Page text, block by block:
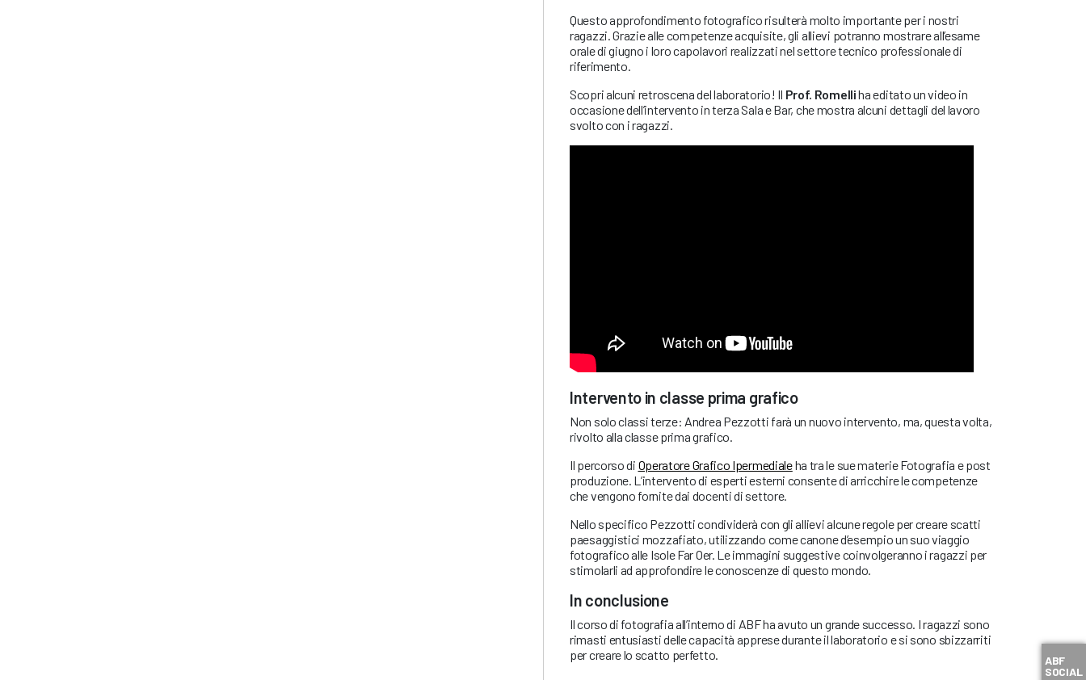
Questo approfondimento fotografico risulterà molto importante per i nostri
ragazzi. Grazie alle competenze acquisite, gli allievi potranno mostrare all’esame
orale di giugno i loro capolavori realizzati nel settore tecnico professionale di
riferimento.
Scopri alcuni retroscena del laboratorio! Il Prof. Romelliha editato un video in
occasione dell’intervento in terza Sala e Bar, che mostra alcuni dettagli del lavoro
svolto con i ragazzi.
Intervento in classe prima grafico
Non solo classi terze: Andrea Pezzotti farà un nuovo intervento, ma, questa volta,
rivolto alla classe prima grafico.
Il percorso di Operatore Grafico Ipermedialeha tra le sue materie Fotografia e post
produzione. L’intervento di esperti esterni consente di arricchire le competenze
che vengono fornite dai docenti di settore.
Nello specifico Pezzotti condividerà con gli allievi alcune regole per creare scatti
paesaggistici mozzafiato, utilizzando come canone d’esempio un suo viaggio
fotografico alle Isole Far Oer. Le immagini suggestive coinvolgeranno i ragazzi per
stimolarli ad approfondire le conoscenze di questo mondo.
In conclusione
Il corso di fotografia all’interno di ABF ha avuto un grande successo. I ragazzi sono
rimasti entusiasti delle capacità apprese durante il laboratorio e si sono sbizzarriti
per creare lo scatto perfetto.
ABF
SOCIAL